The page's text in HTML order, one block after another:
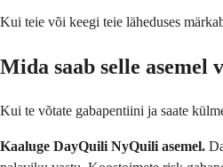
Kui teie või keegi teie läheduses
Mida saab selle asemel
Kui te võtate gabapentiini ja saate
Kaaluge DayQuili NyQuili asemel.